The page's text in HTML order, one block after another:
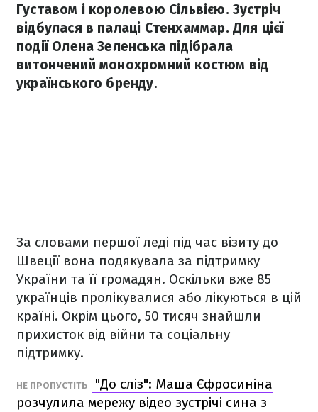
Густавом і королевою Сільвією. Зустріч
відбулася в палаці Стенхаммар. Для цієї
події Олена Зеленська підібрала
витончений монохромний костюм від
українського бренду.
За словами першої леді під час візиту до
Швеції вона подякувала за підтримку
України та її громадян. Оскільки вже 85
українців пролікувалися або лікуються в цій
країні. Окрім цього, 50 тисяч знайшли
прихисток від війни та соціальну
підтримку.
НЕ ПРОПУСТІТЬ
"До сліз": Маша Єфросиніна
розчулила мережу відео зустрічі сина з